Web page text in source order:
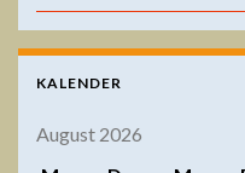
KALENDER
August 2026